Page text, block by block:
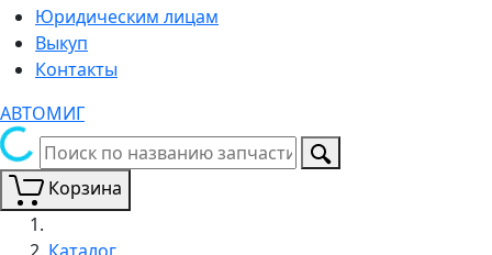
Юридическим лицам
Выкуп
Контакты
АВТОМИГ
Корзина